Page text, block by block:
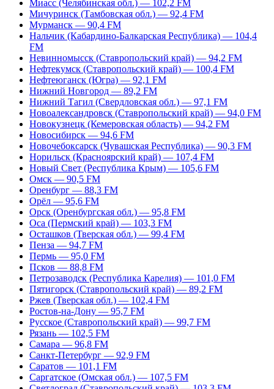
Миасс (Челябинская обл.) — 102,2 FM
Мичуринск (Тамбовская обл.) — 92,4 FM
Мурманск — 90,4 FM
Нальчик (Кабардино-Балкарская Республика) — 104,4
FM
Невинномысск (Ставропольский край) — 94,2 FM
Нефтекумск (Ставропольский край) — 100,4 FM
Нефтеюганск (Югра) — 92,1 FM
Нижний Новгород — 89,2 FM
Нижний Тагил (Свердловская обл.) — 97,1 FM
Новоалександровск (Ставропольский край) — 94,0 FM
Новокузнецк (Кемеровская область) — 94,2 FM
Новосибирск — 94,6 FM
Новочебоксарск (Чувашская Республика) — 90,3 FM
Норильск (Красноярский край) — 107,4 FM
Новый Свет (Республика Крым) — 105,6 FM
Омск — 90,5 FM
Оренбург — 88,3 FM
Орёл — 95,6 FM
Орск (Оренбургская обл.) — 95,8 FM
Оса (Пермский край) — 103,3 FM
Осташков (Тверская обл.) — 99,4 FM
Пенза — 94,7 FM
Пермь — 95,0 FM
Псков — 88,8 FM
Петрозаводск (Республика Карелия) — 101,0 FM
Пятигорск (Ставропольский край) — 89,2 FM
Ржев (Тверская обл.) — 102,4 FM
Ростов-на-Дону — 95,7 FM
Русское (Ставропольский край) — 99,7 FM
Рязань — 102,5 FM
Самара — 96,8 FM
Санкт-Петербург — 92,9 FM
Саратов — 101,1 FM
Саргатское (Омская обл.) — 107,5 FM